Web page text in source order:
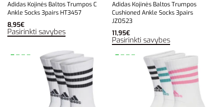
Adidas Kojinės Baltos Trumpos C
Ankle Socks 3pairs HT3457
8,95€
Pasirinkti savybes
Adidas Kojinės Baltos Trumpos
Cushioned Ankle Socks 3pairs
JZ0523
11,95€
Pasirinkti savybes